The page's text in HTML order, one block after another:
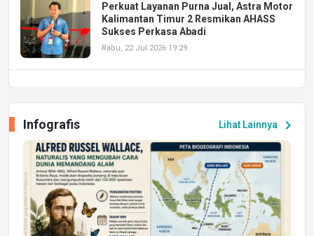
Perkuat Layanan Purna Jual, Astra Motor
Kalimantan Timur 2 Resmikan AHASS
Sukses Perkasa Abadi
Rabu, 22 Jul 2026 19:29
Peluang Kerja dan Magang
Jumat, 17 Jul 2026 22:30
DAERAH
Astra Motor Kalimantan Timur 2 Dukung
Mahasiswa Samarinda dalam Astra
Honda SDGs Future Leaders 2026
Lihat Lainnya chevron_right
Infografis